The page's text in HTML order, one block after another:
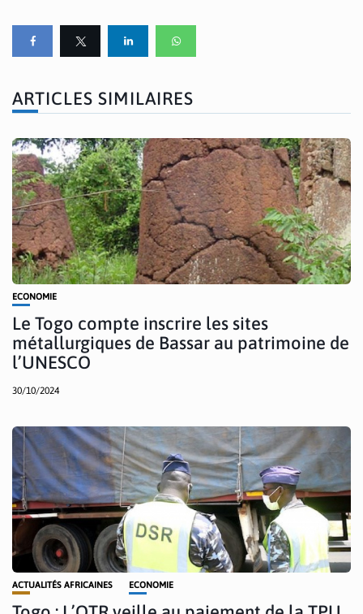
ARTICLES SIMILAIRES
ECONOMIE
Le Togo compte inscrire les sites
métallurgiques de Bassar au patrimoine de
l’UNESCO
30/10/2024
ACTUALITÉS AFRICAINES ECONOMIE